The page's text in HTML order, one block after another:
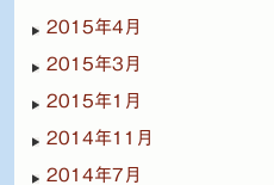
2015年4月
2015年3月
2015年1月
2014年11月
2014年7月